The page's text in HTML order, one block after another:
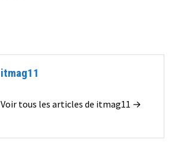
itmag11
Voir tous les articles de itmag11 →